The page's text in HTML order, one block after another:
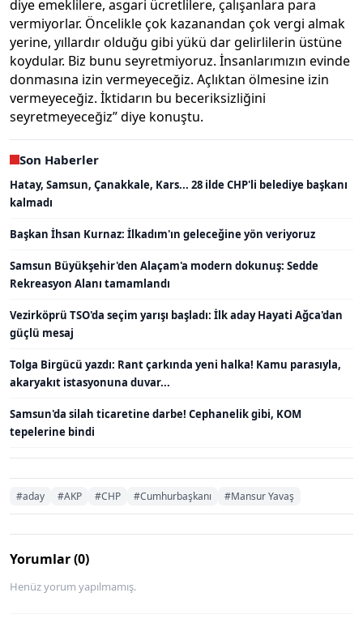
diye emeklilere, asgari ücretlilere, çalışanlara para
vermiyorlar. Öncelikle çok kazanandan çok vergi almak
yerine, yıllardır olduğu gibi yükü dar gelirlilerin üstüne
koydular. Biz bunu seyretmiyoruz. İnsanlarımızın evinde
donmasına izin vermeyeceğiz. Açlıktan ölmesine izin
vermeyeceğiz. İktidarın bu beceriksizliğini
seyretmeyeceğiz” diye konuştu.
Son Haberler
Hatay, Samsun, Çanakkale, Kars... 28 ilde CHP'li belediye başkanı
kalmadı
Başkan İhsan Kurnaz: İlkadım'ın geleceğine yön veriyoruz
Samsun Büyükşehir'den Alaçam'a modern dokunuş: Sedde
Rekreasyon Alanı tamamlandı
Vezirköprü TSO'da seçim yarışı başladı: İlk aday Hayati Ağca'dan
güçlü mesaj
Tolga Birgücü yazdı: Rant çarkında yeni halka! Kamu parasıyla,
akaryakıt istasyonuna duvar...
Samsun'da silah ticaretine darbe! Cephanelik gibi, KOM
tepelerine bindi
#aday #AKP #CHP #Cumhurbaşkanı #Mansur Yavaş
Yorumlar (0)
Henüz yorum yapılmamış.